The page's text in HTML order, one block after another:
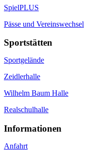
SpielPLUS
Pässe und Vereinswechsel
Sportstätten
Sportgelände
Zeidlerhalle
Wilhelm Baum Halle
Realschulhalle
Informationen
Anfahrt